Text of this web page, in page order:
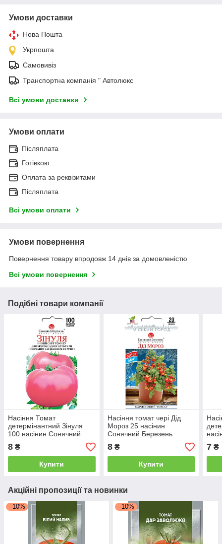
Умови доставки
Нова Пошта
Укрпошта
Самовивіз
Транспортна компанія " Автолюкс
Всі умови доставки
Умови оплати
Післяплата
Готівкою
Оплата за реквізитами
Післяплата
Всі умови оплати
Умови повернення
Повернення товару впродовж 14 днів за домовленістю
Всі умови повернення
Подібні товари компанії
Насіння Томат
детермінантний Зінуля
100 насінин Сонячний
Березень
8 ₴
Купити
Насіння томат чері Дід
Мороз 25 насінин
Сонячний Березень
8₴
Купити
7 ₴
Акційні пропозиції та новинки
–10% –10%